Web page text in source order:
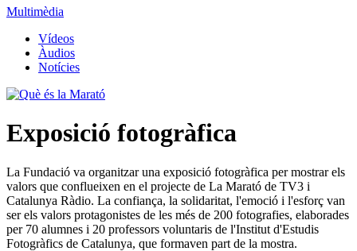
Multimèdia
Vídeos
Àudios
Notícies
Exposició fotogràfica
La Fundació va organitzar una exposició fotogràfica per mostrar els
valors que conflueixen en el projecte de La Marató de TV3 i
Catalunya Ràdio. La confiança, la solidaritat, l'emoció i l'esforç van
ser els valors protagonistes de les més de 200 fotografies, elaborades
per 70 alumnes i 20 professors voluntaris de l'Institut d'Estudis
Fotogràfics de Catalunya, que formaven part de la mostra.